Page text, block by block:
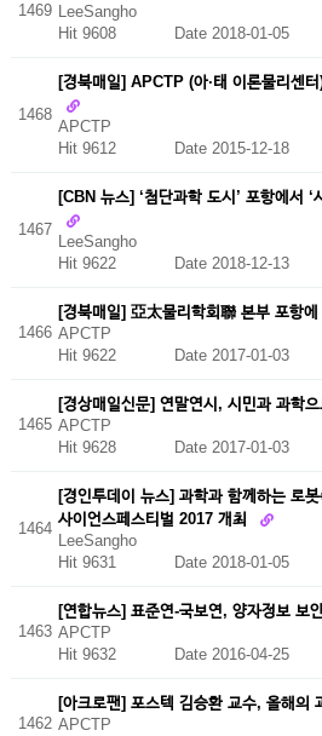
1469 LeeSangho
Hit 9608
Date 2018-01-05
1468
[경북매일] APCTP (아·태 이론물리센
APCTP
Hit 9612 Date 2015-12-18
1467
[CBN 뉴스] ‘첨단과학 도시’ 포항에서 ‘
LeeSangho
Hit 9622 Date 2018-12-13
1466
[경북매일] 亞太물리학회聯 본부 포항
APCTP
Hit 9622
Date 2017-01-03
1465
[경상매일신문] 연말연시, 시민과 과학
APCTP
Hit 9628
Date 2017-01-03
1464
[경인투데이 뉴스] 과학과 함께하는 로
사이언스페스티벌 2017 개최
LeeSangho
Hit 9631 Date 2018-01-05
1463
[연합뉴스] 표준연-국보연, 양자정보 보
APCTP
Hit 9632
Date 2016-04-25
1462
[아크로팬] 포스텍 김승환 교수, 올해의
APCTP